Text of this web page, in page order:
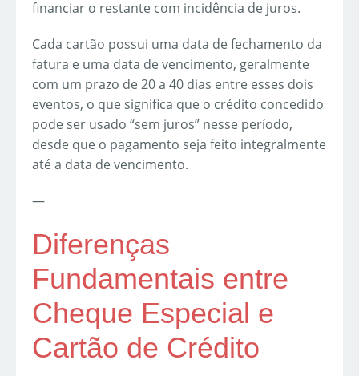
financiar o restante com incidência de juros.
Cada cartão possui uma data de fechamento da
fatura e uma data de vencimento, geralmente
com um prazo de 20 a 40 dias entre esses dois
eventos, o que significa que o crédito concedido
pode ser usado “sem juros” nesse período,
desde que o pagamento seja feito integralmente
até a data de vencimento.
—
Diferenças
Fundamentais entre
Cheque Especial e
Cartão de Crédito